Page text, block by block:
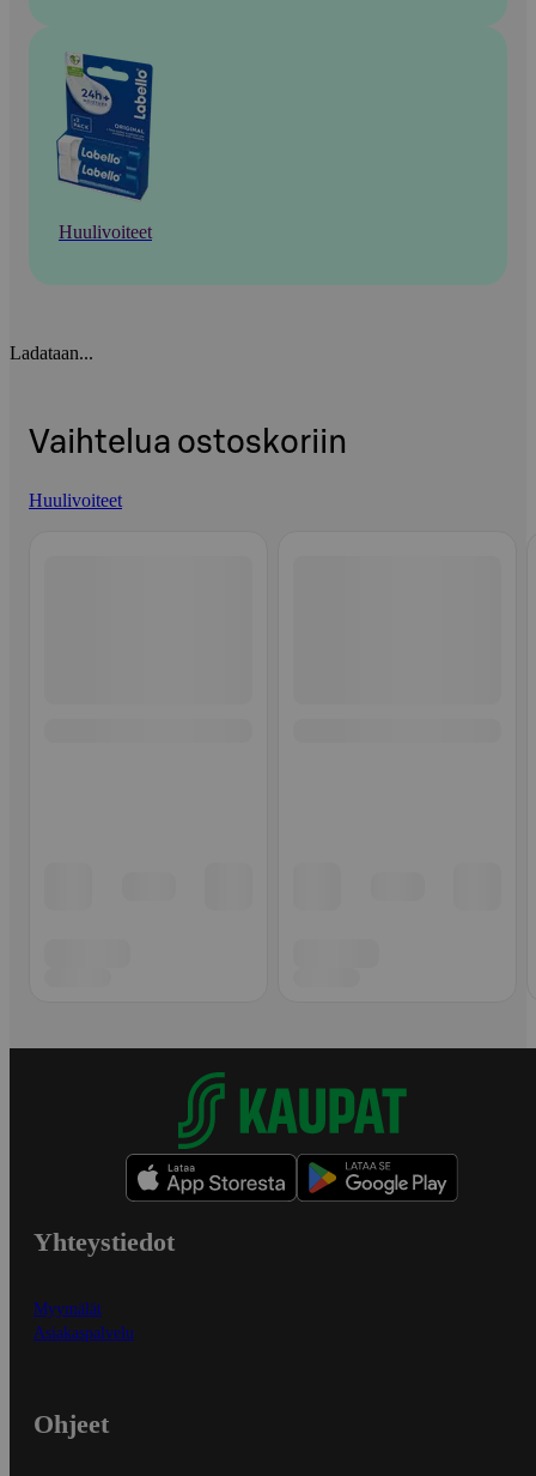
Huulivoiteet
Ladataan...
Vaihtelua ostoskoriin
Huulivoiteet
Yhteystiedot
Myymälät
Asiakaspalvelu
Ohjeet